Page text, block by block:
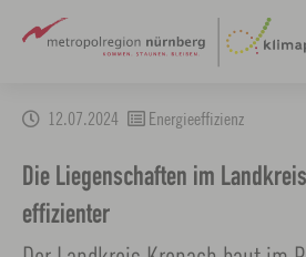
Hauptinhalt
springen
12.07.2024 Energieeffizienz
Die Liegenschaften im
effizienter